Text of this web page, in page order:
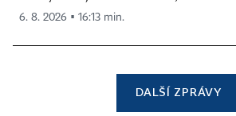
6. 8. 2026 ▪ 16:13 min.
DALŠÍ ZPRÁVY